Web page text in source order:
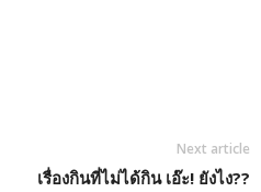
Next article
เรื่องกินที่ไม่ได้กิน เอ๊ะ! ยังไง??